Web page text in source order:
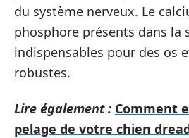
du système nerveux. Le
phosphore présents dans la
indispensables pour des os
robustes.
Lire également : Comment
pelage de votre chien